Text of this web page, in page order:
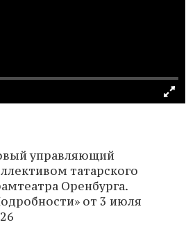
управляющий
татарского
Оренбурга.
от 3 июля